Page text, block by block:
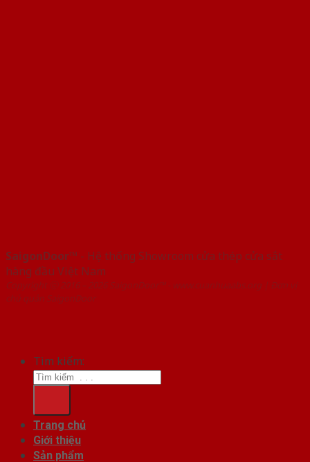
SaigonDoor™ - Hệ thống Showroom cửa thép cửa sắt
hàng đầu Việt Nam
Copyright ⓒ 2016 – 2026 SaigonDoor™ - www.cuanhuaabs.org | Đơn vị
chủ quản SaigonDoor
Tìm kiếm:
Trang chủ
Giới thiệu
Sản phẩm